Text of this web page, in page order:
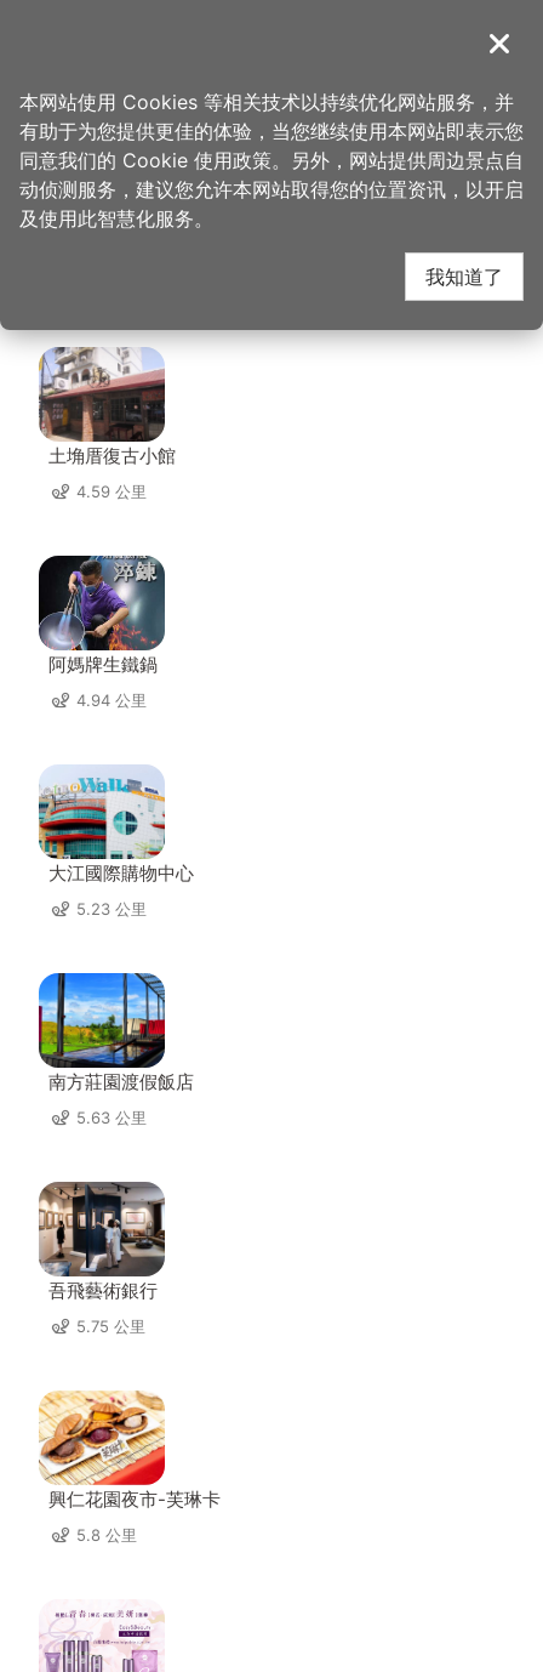
導覽
首页 > 想去的地方 > 住宿 > 峇里岛汽车旅馆
峇里岛汽车旅馆 周边店
家
土埆厝復古小館
4.59 公里
阿媽牌生鐵鍋
4.94 公里
大江國際購物中心
5.23 公里
南方莊園渡假飯店
5.63 公里
吾飛藝術銀行
5.75 公里
興仁花園夜市-芙琳卡
5.8 公里
关闭
本网站使用 Cookies 等相关技术以持续优化网站服务，并
有助于为您提供更佳的体验，当您继续使用本网站即表示您
同意我们的 Cookie 使用政策。另外，网站提供周边景点自
动侦测服务，建议您允许本网站取得您的位置资讯，以开启
及使用此智慧化服务。
我知道了